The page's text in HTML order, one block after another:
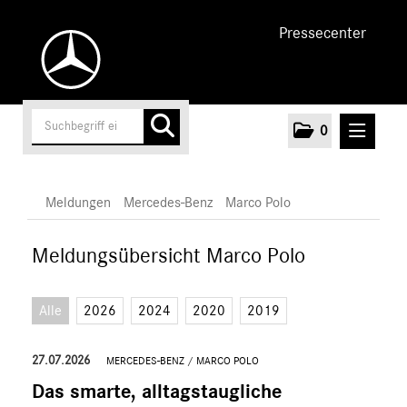
Pressecenter
0
Vans
Vito
Meldungen Mercedes-Benz Marco Polo
Meldungsübersicht Marco Polo
Alle 2026 2024 2020 2019
27.07.2026 MERCEDES-BENZ / MARCO POLO
Das smarte, alltagstaugliche